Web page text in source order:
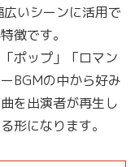
いシーンに活用で
徴です。
ポップ」「ロマン
BGMの中から好み
を出演者が再生し
形になります。